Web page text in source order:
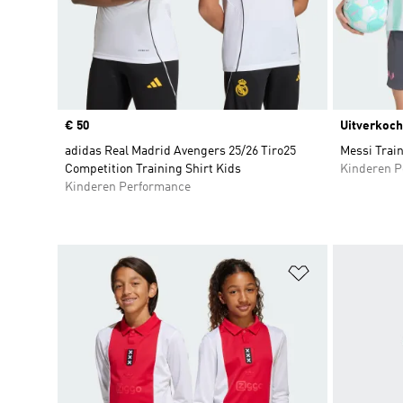
Price
€ 50
adidas Real Madrid Avengers 25/26 Tiro25
Competition Training Shirt Kids
Kinderen Performance
Messi
Kinderen
Op